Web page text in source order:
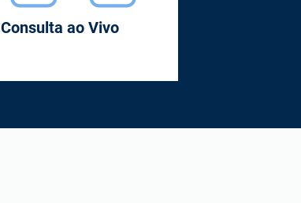
Consulta ao Vivo